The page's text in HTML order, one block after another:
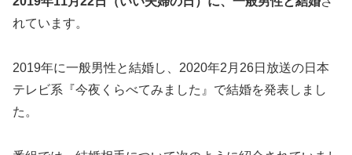
れています。
2019年に一般男性と結婚し、2020年2月26日放送の日本
テレビ系『今夜くらべてみました』で結婚を発表しまし
た。